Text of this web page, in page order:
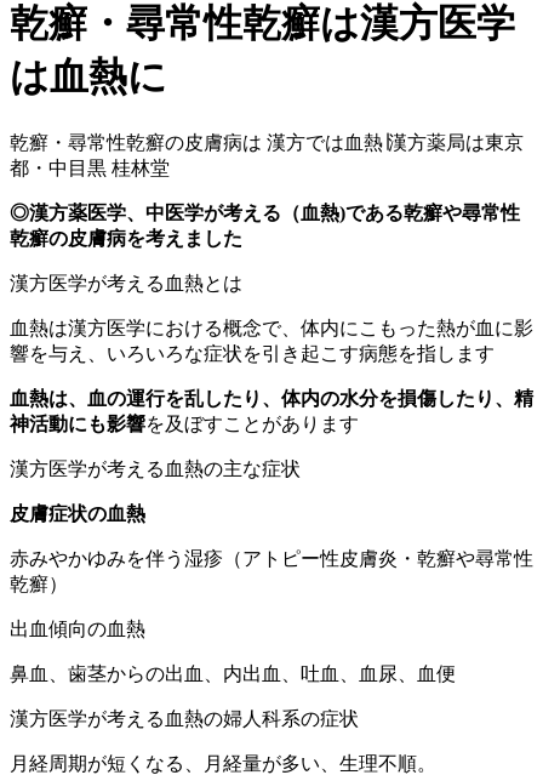
乾癬・尋常性乾癬は漢方医学
は血熱に
乾癬・尋常性乾癬の皮膚病は 漢方では血熱∣漢方薬局は東京
都・中目黒 桂林堂
◎漢方薬医学、中医学が考える（血熱)である乾癬や尋常性
乾癬の皮膚病を考えました
漢方医学が考える血熱とは
血熱は漢方医学における概念で、体内にこもった熱が血に影
響を与え、いろいろな症状を引き起こす病態を指します
血熱は、血の運行を乱したり、体内の水分を損傷したり、精
神活動にも影響を及ぼすことがあります
漢方医学が考える血熱の主な症状
皮膚症状の血熱
赤みやかゆみを伴う湿疹（アトピー性皮膚炎・乾癬や尋常性
乾癬）
出血傾向の血熱
鼻血、歯茎からの出血、内出血、吐血、血尿、血便
漢方医学が考える血熱の婦人科系の症状
月経周期が短くなる、月経量が多い、生理不順。